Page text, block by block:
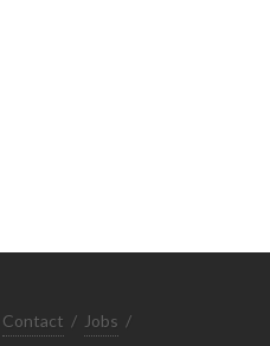
Contact / Jobs /